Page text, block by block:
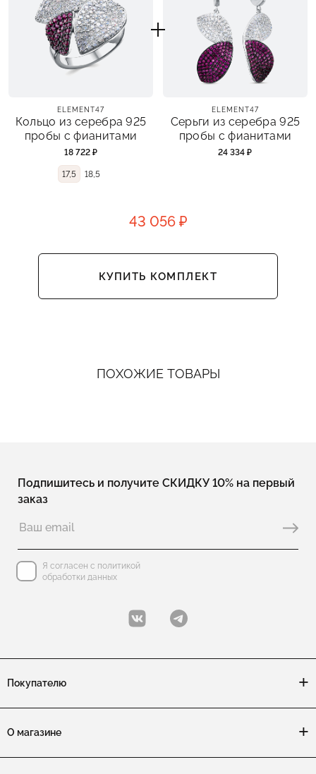
ELEMENT47
Кольцо из серебра 925
пробы с фианитами
18 722 ₽
17,5 18,5
ELEMENT47
Серьги из серебра 925
пробы с фианитами
24 334 ₽
43 056 ₽
КУПИТЬ КОМПЛЕКТ
ПОХОЖИЕ ТОВАРЫ
Подпишитесь и получите СКИДКУ 10% на первый
заказ
Я согласен с политикой
обработки данных
Покупателю
О магазине